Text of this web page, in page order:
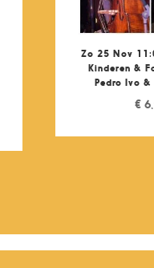
Zo 25 Nov
Kinderen &
Pedro Ivo &
€